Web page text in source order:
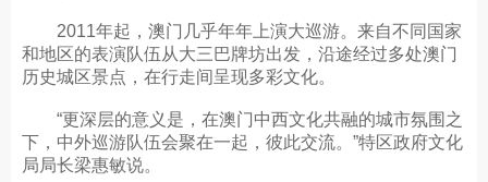
2011年起，澳门几乎年年上演大巡游。来自不同国家
和地区的表演队伍从大三巴牌坊出发，沿途经过多处澳门
历史城区景点，在行走间呈现多彩文化。
“更深层的意义是，在澳门中西文化共融的城市氛围之
下，中外巡游队伍会聚在一起，彼此交流。”特区政府文化
局局长梁惠敏说。